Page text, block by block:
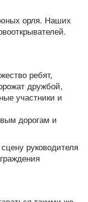
орля. Наших
ребят,
дружбой,
участники и
дорогам и
руководителя